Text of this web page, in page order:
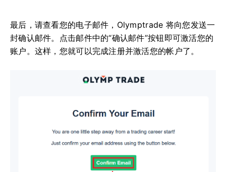
最后，请查看您的电子邮件，Olymptrade 将向您发送一
封确认邮件。点击邮件中的“确认邮件”按钮即可激活您的
账户。这样，您就可以完成注册并激活您的帐户了。